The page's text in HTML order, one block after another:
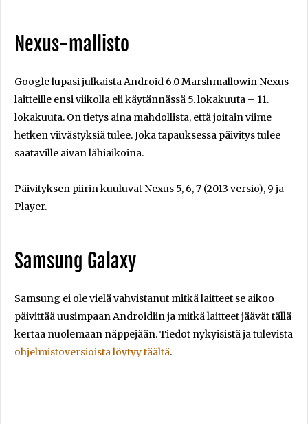
Nexus-mallisto
Google lupasi julkaista Android 6.0 Marshmallowin Nexus-
laitteille ensi viikolla eli käytännässä 5. lokakuuta – 11.
lokakuuta. On tietys aina mahdollista, että joitain viime
hetken viivästyksiä tulee. Joka tapauksessa päivitys tulee
saataville aivan lähiaikoina.
Päivityksen piirin kuuluvat Nexus 5, 6, 7 (2013 versio), 9 ja
Player.
Samsung Galaxy
Samsung ei ole vielä vahvistanut mitkä laitteet se aikoo
päivittää uusimpaan Androidiin ja mitkä laitteet jäävät tällä
kertaa nuolemaan näppejään. Tiedot nykyisistä ja tulevista
ohjelmistoversioista löytyy täältä.